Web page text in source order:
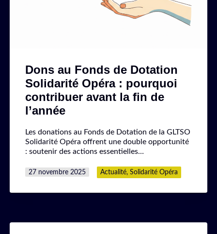
Dons au Fonds de Dotation
Solidarité Opéra : pourquoi
contribuer avant la fin de
l’année
Les donations au Fonds de Dotation de la GLTSO
Solidarité Opéra offrent une double opportunité
: soutenir des actions essentielles…
Publié
27 novembre 2025
Catégorisé
comme
Actualité, Solidarité Opéra